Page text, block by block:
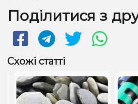
Поділитися з
Схожі статті